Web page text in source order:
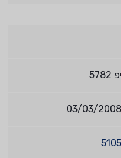
יפ 5782
03/03/2008
5105